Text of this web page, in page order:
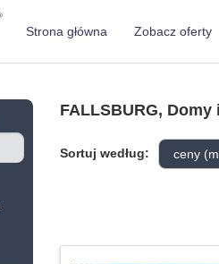
Strona główna Zobacz oferty
FALLSBURG,
Sortuj według: